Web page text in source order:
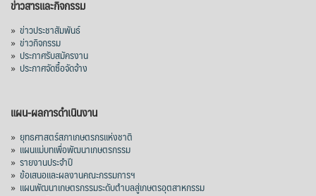
ข่าวสารและกิจกรรม
» ข่าวประชาสัมพันธ์
» ข่าวกิจกรรม
» ประกาศรับสมัครงาน
» ประกาศจัดซื้อจัดจ้าง
แผน-ผลการดำเนินงาน
» ยุทธศาสตร์สภาเกษตรกรแห่งชาติ
» แผนแม่บทเพื่อพัฒนาเกษตรกรรม
» รายงานประจำปี
» ข้อเสนอและผลงานคณะกรรมการฯ
» แผนพัฒนาเกษตรกรรมระดับตำบลสู่เกษตรอุตสาหกรรม